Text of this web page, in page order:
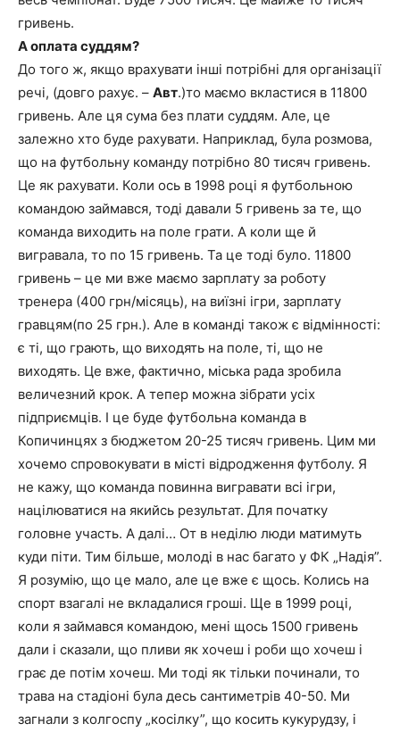
гривень.
А оплата суддям?
До того ж, якщо врахувати інші потрібні для організації
речі, (довго рахує. – Авт.)то маємо вкластися в 11800
гривень. Але ця сума без плати суддям. Але, це
залежно хто буде рахувати. Наприклад, була розмова,
що на футбольну команду потрібно 80 тисяч гривень.
Це як рахувати. Коли ось в 1998 році я футбольною
командою займався, тоді давали 5 гривень за те, що
команда виходить на поле грати. А коли ще й
вигравала, то по 15 гривень. Та це тоді було. 11800
гривень – це ми вже маємо зарплату за роботу
тренера (400 грн/місяць), на виїзні ігри, зарплату
гравцям(по 25 грн.). Але в команді також є відмінності:
є ті, що грають, що виходять на поле, ті, що не
виходять. Це вже, фактично, міська рада зробила
величезний крок. А тепер можна зібрати усіх
підприємців. І це буде футбольна команда в
Копичинцях з бюджетом 20-25 тисяч гривень. Цим ми
хочемо спровокувати в місті відродження футболу. Я
не кажу, що команда повинна вигравати всі ігри,
націлюватися на якийсь результат. Для початку
головне участь. А далі… От в неділю люди матимуть
куди піти. Тим більше, молоді в нас багато у ФК „Надія”.
Я розумію, що це мало, але це вже є щось. Колись на
спорт взагалі не вкладалися гроші. Ще в 1999 році,
коли я займався командою, мені щось 1500 гривень
дали і сказали, що пливи як хочеш і роби що хочеш і
грає де потім хочеш. Ми тоді як тільки починали, то
трава на стадіоні була десь сантиметрів 40-50. Ми
загнали з колгоспу „косілку”, що косить кукурудзу, і